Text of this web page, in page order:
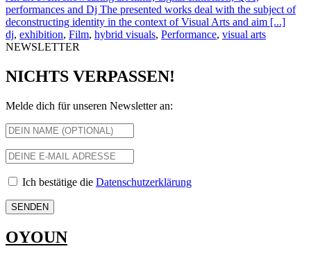
performances and Dj The presented works deal with the subject of
deconstructing identity in the context of Visual Arts and aim [...]
dj, exhibition, Film, hybrid visuals, Performance, visual arts
NEWSLETTER
NICHTS VERPASSEN!
Melde dich für unseren Newsletter an:
Ich bestätige die Datenschutzerklärung
OYOUN